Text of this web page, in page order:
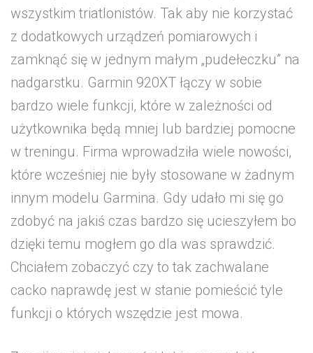
wszystkim triatlonistów. Tak aby nie korzystać
z dodatkowych urządzeń pomiarowych i
zamknąć się w jednym małym „pudełeczku” na
nadgarstku. Garmin 920XT łączy w sobie
bardzo wiele funkcji, które w zależności od
użytkownika będą mniej lub bardziej pomocne
w treningu. Firma wprowadziła wiele nowości,
które wcześniej nie były stosowane w żadnym
innym modelu Garmina. Gdy udało mi się go
zdobyć na jakiś czas bardzo się ucieszyłem bo
dzięki temu mogłem go dla was sprawdzić.
Chciałem zobaczyć czy to tak zachwalane
cacko naprawdę jest w stanie pomieścić tyle
funkcji o których wszędzie jest mowa.